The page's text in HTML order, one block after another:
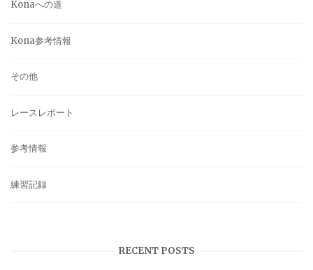
Konaへの道
Kona参考情報
その他
レースレポート
参考情報
練習記録
RECENT POSTS